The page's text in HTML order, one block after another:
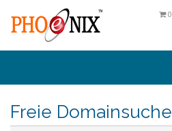
0
Freie Domainsuche